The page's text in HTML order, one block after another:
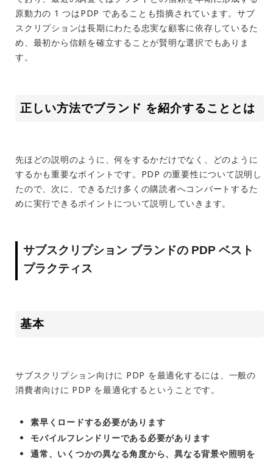
原動力の 1 つはPDP であることも指摘されています。サブ
スクリプションは長期にわたる忠実な顧客に依存しているた
め、最初から信頼を確立することが賢明な選択でもありま
す。
‍正しい方法でブランド を紹介することとは
先ほどの説明のように、何をするかだけでなく、どのように
するかも重要なポイントです。PDP の重要性について説明し
たので、次に、できるだけ多くの購読者へコンバートするた
めに実行できるポイントについて説明していきます。
サブスクリプション ブランドの PDP ベスト
プラクティス
基本
サブスクリプション向けに PDP を最適化するには、一般の
消費者向けに PDP を最適化するということです。
素早くロードする必要があります
モバイルフレンドリーである必要があります
通常、いくつかの異なる角度から、異なる背景や照明を